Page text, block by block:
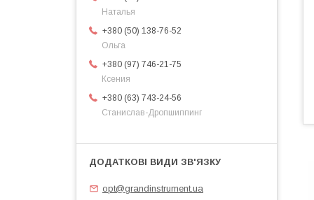
Наталья
+380 (50) 138-76-52
Ольга
+380 (97) 746-21-75
Ксения
+380 (63) 743-24-56
Станислав-Дропшиппинг
opt@grandinstrument.ua